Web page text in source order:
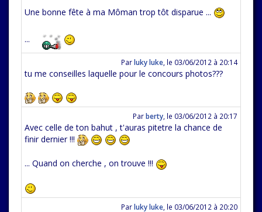
Une bonne fête à ma Môman trop tôt disparue ...
...
Parluky luke le 03/06/2012 à 20:14
tu me conseilles laquelle pour le concours photos???
Parberty le 03/06/2012 à 20:17
Avec celle de ton bahut , t'auras pitetre la chance de
finir dernier !!!
... Quand on cherche , on trouve !!!
Parluky luke le 03/06/2012 à 20:20